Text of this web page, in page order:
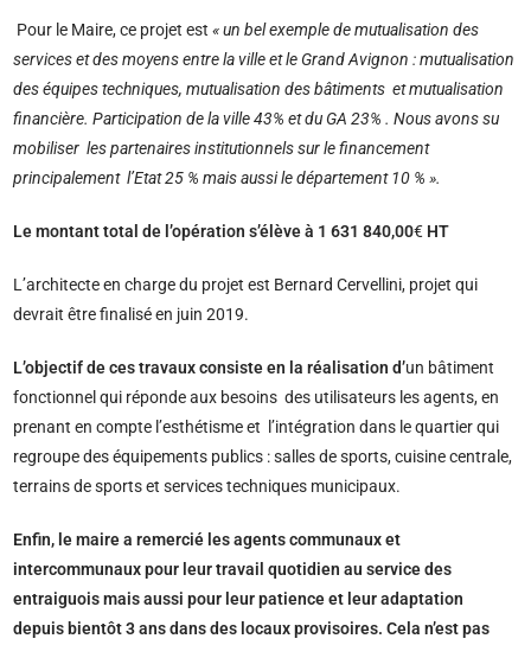
Pour le Maire, ce projet est« un bel exemple de mutualisation des
services et des moyens entre la ville et le Grand Avignon : mutualisation
des équipes techniques, mutualisation des bâtiments et mutualisation
financière. Participation de la ville 43% et du GA 23% . Nous avons su
mobiliser les partenaires institutionnels sur le financement
principalement l’Etat 25 % mais aussi le département 10 % ».
Le montant total de l’opération s’élève à 1 631 840,00€ HT
L’architecte en charge du projet est Bernard Cervellini, projet qui
devrait être finalisé en juin 2019.
L’objectif de ces travaux consiste en la réalisation d’un bâtiment
fonctionnel qui réponde aux besoins des utilisateurs les agents, en
prenant en compte l’esthétisme et l’intégration dans le quartier qui
regroupe des équipements publics : salles de sports, cuisine centrale,
terrains de sports et services techniques municipaux.
Enfin, le maire a remercié les agents communaux et
intercommunaux pour leur travail quotidien au service des
entraiguois mais aussi pour leur patience et leur adaptation
depuis bientôt 3 ans dans des locaux provisoires. Cela n’est pas